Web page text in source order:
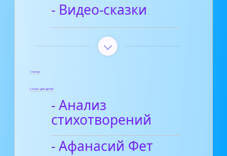
- Видео-сказки
Статьи
Стихи для детей
- Анализ
стихотворений
- Афанасий Фет